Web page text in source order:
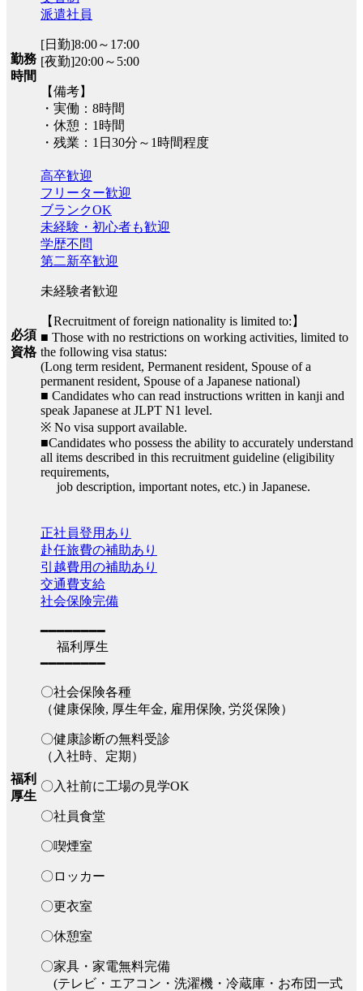
勤務
時間
派遣社員
[日勤]8:00～17:00
[夜勤]20:00～5:00
【備考】
・実働：8時間
・休憩：1時間
・残業：1日30分～1時間程度
必須
資格
高卒歓迎
フリーター歓迎
ブランクOK
未経験・初心者も歓迎
学歴不問
第二新卒歓迎
未経験者歓迎
【Recruitment of foreign nationality is limited to:】
■ Those with no restrictions on working activities, limited to
the following visa status:
(Long term resident, Permanent resident, Spouse of a
permanent resident, Spouse of a Japanese national)
■ Candidates who can read instructions written in kanji and
speak Japanese at JLPT N1 level.
※ No visa support available.
■Candidates who possess the ability to accurately understand
all items described in this recruitment guideline (eligibility
requirements,
job description, important notes, etc.) in Japanese.
福利
厚生
正社員登用あり
赴任旅費の補助あり
引越費用の補助あり
交通費支給
社会保険完備
━━━━━━━━
福利厚生
━━━━━━━━
〇社会保険各種
（健康保険, 厚生年金, 雇用保険, 労災保険）
〇健康診断の無料受診
（入社時、定期）
〇入社前に工場の見学OK
〇社員食堂
〇喫煙室
〇ロッカー
〇更衣室
〇休憩室
〇家具・家電無料完備
(テレビ・エアコン・洗濯機・冷蔵庫・お布団一式